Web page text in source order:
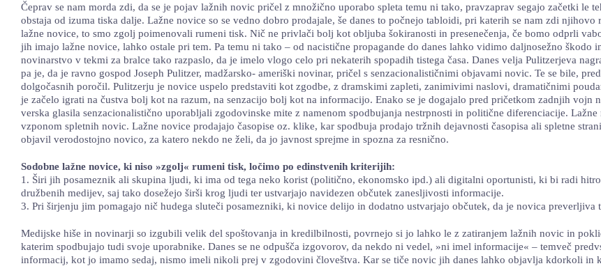
Čeprav se nam morda zdi, da se je pojav lažnih novic pričel z množično uporabo spleta temu ni tako, pravzaprav segajo začetki le
obstaja od izuma tiska dalje. Lažne novice so se vedno dobro prodajale, še danes to počnejo tabloidi, pri katerih se nam zdi
lažne novice, to smo zgolj poimenovali rumeni tisk. Nič ne privlači bolj kot obljuba šokiranosti in presenečenja, če bomo odprli
jih imajo lažne novice, lahko ostale pri tem. Pa temu ni tako – od nacistične propagande do danes lahko vidimo daljnosežno
novinarstvo v tekmi za bralce tako razpaslo, da je imelo vlogo celo pri nekaterih spopadih tistega časa. Danes velja Pulitzerjeva
pa je, da je ravno gospod Joseph Pulitzer, madžarsko- ameriški novinar, pričel s senzacionalističnimi objavami novic. Te se bile,
dolgočasnih poročil. Pulitzerju je novice uspelo predstaviti kot zgodbe, z dramskimi zapleti, zanimivimi naslovi, dramatičnimi
je začelo igrati na čustva bolj kot na razum, na senzacijo bolj kot na informacijo. Enako se je dogajalo pred pričetkom zadnjih vojn
verska glasila senzacionalistično uporabljali zgodovinske mite z namenom spodbujanja nestrpnosti in politične diferenciacije.
vzponom spletnih novic. Lažne novice prodajajo časopise oz. klike, kar spodbuja prodajo tržnih dejavnosti časopisa ali spletne
objavil verodostojno novico, za katero nekdo ne želi, da jo javnost sprejme in spozna za resnično.
Sodobne lažne novice, ki niso »zgolj« rumeni tisk, ločimo po edinstvenih kriterijih:
1. Širi jih posameznik ali skupina ljudi, ki ima od tega neko korist (politično, ekonomsko ipd.) ali digitalni oportunisti, ki bi radi
družbenih medijev, saj tako dosežejo širši krog ljudi ter ustvarjajo navidezen občutek zanesljivosti informacije.
3. Pri širjenju jim pomagajo nič hudega sluteči posamezniki, ki novice delijo in dodatno ustvarjajo občutek, da je novica
Medijske hiše in novinarji so izgubili velik del spoštovanja in kredilbilnosti, povrnejo si jo lahko le z zatiranjem lažnih novic in
katerim spodbujajo tudi svoje uporabnike. Danes se ne odpušča izgovorov, da nekdo ni vedel, »ni imel informacije« – temveč
informacij, kot jo imamo sedaj, nismo imeli nikoli prej v zgodovini človeštva. Kar se tiče novic jih danes lahko objavlja kdorkoli in